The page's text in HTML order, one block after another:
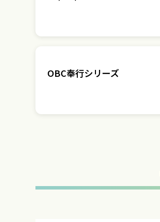
OBC奉行シリーズ